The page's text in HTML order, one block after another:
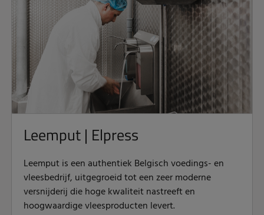
Leemput | Elpress
Leemput is een authentiek Belgisch voedings- en
vleesbedrijf, uitgegroeid tot een zeer moderne
versnijderij die hoge kwaliteit nastreeft en
hoogwaardige vleesproducten levert.